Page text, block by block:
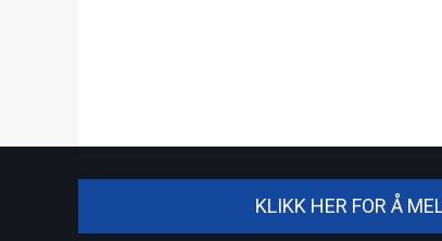
KLIKK HER FOR Å